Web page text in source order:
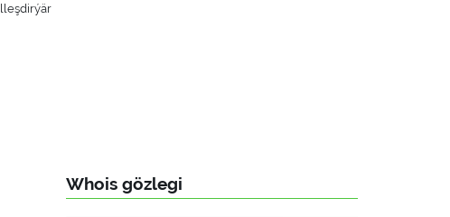
Whois gözlegi